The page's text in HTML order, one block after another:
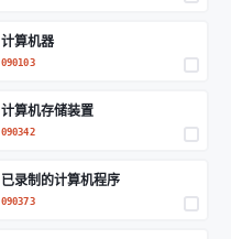
计算机器
090103
计算机存储装置
090342
已录制的计算机程序
090373